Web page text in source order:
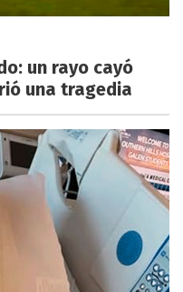
un rayo cayó
una tragedia